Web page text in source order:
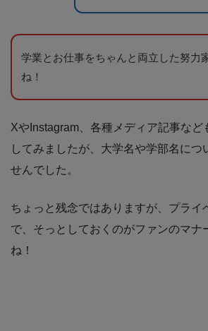
学業とお仕事をちゃんと両立した努力
ね！
XやInstagram、各種メディア記事など
してみましたが、大学名や学部名につ
せんでした。
ちょっと残念ではありますが、プライ
で、そっとしておくのがファンのマナ
ね！